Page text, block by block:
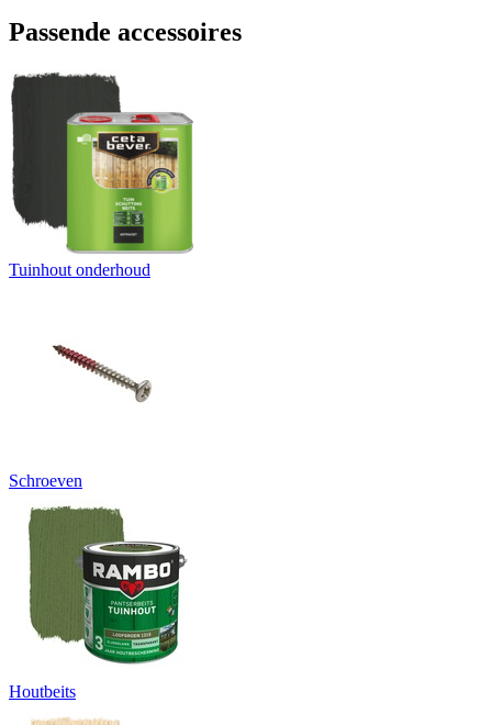
Passende accessoires
Tuinhout onderhoud
Schroeven
Houtbeits